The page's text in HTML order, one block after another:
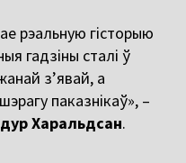
рэальную гісторыю
гадзіны сталі ў
з’явай, а
паказнікаў», –
Харальдсан.